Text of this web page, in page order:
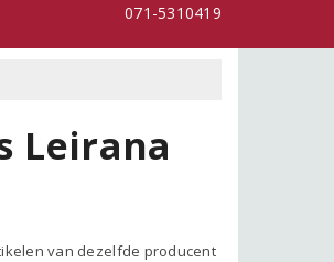
071-5310419
Leirana
van dezelfde producent